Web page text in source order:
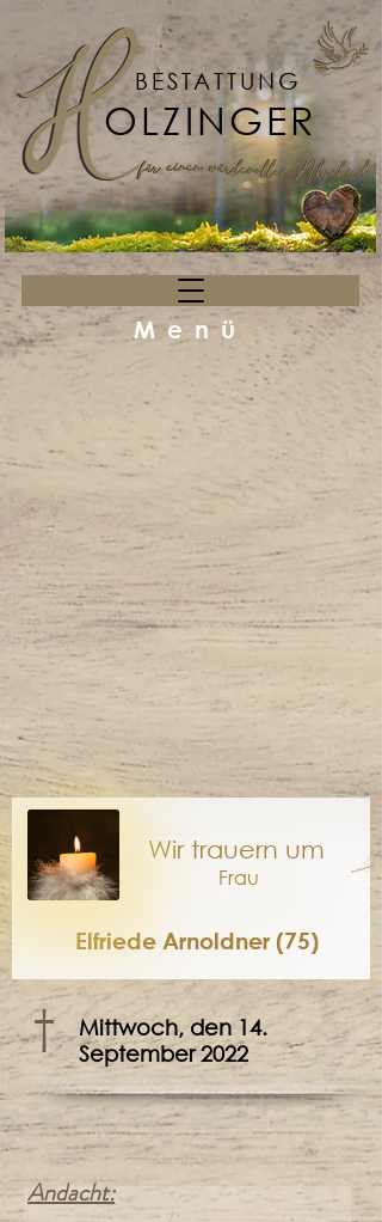
Menü
BESTATTUNG
OLZINGER
Wir trauern um
Elfriede Arnoldner (75)
Frau
Mittwoch, den 14.
September 2022
†
Andacht: